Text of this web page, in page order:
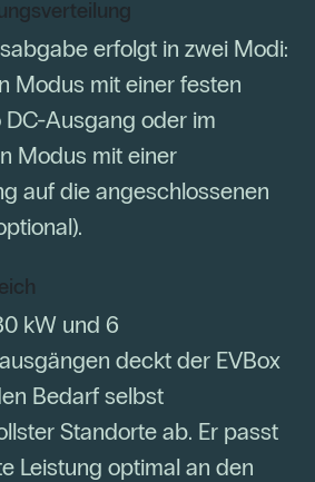
erfolgt in zwei Modi:
Modus mit einer festen
DC-Ausgang oder im
Modus mit einer
auf die angeschlossenen
kW und 6
deckt der EVBox
Bedarf selbst
Standorte ab. Er passt
Leistung optimal an den